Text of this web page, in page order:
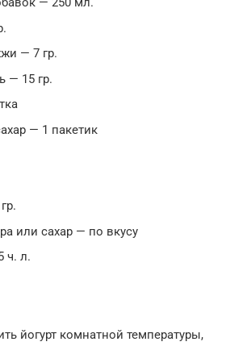
— 7 гр.
— 15 гр.
— 1 пакетик
или сахар — по вкусу
ч. л.
йогурт комнатной температуры,